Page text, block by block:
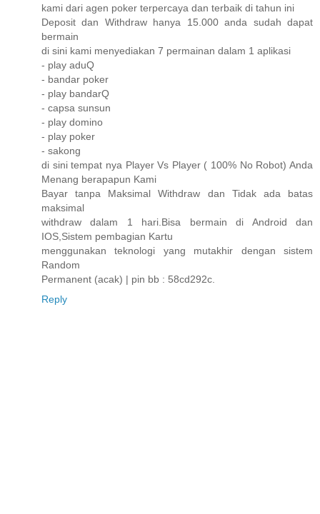
kami dari agen poker terpercaya dan terbaik di tahun ini
Deposit dan Withdraw hanya 15.000 anda sudah dapat
bermain
di sini kami menyediakan 7 permainan dalam 1 aplikasi
- play aduQ
- bandar poker
- play bandarQ
- capsa sunsun
- play domino
- play poker
- sakong
di sini tempat nya Player Vs Player ( 100% No Robot) Anda
Menang berapapun Kami
Bayar tanpa Maksimal Withdraw dan Tidak ada batas
maksimal
withdraw dalam 1 hari.Bisa bermain di Android dan
IOS,Sistem pembagian Kartu
menggunakan teknologi yang mutakhir dengan sistem
Random
Permanent (acak) | pin bb : 58cd292c.
Reply